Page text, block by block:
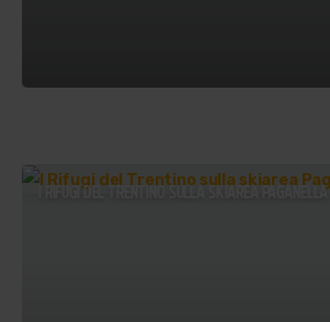
I RIFUGI DEL TRENTINO SULLA SKIAREA PAGANELLA